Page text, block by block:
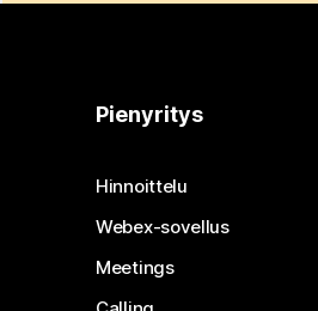
Pienyritys
Hinnoittelu
Webex-sovellus
Meetings